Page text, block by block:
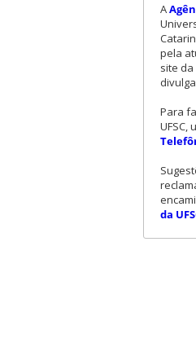
A
pela
site da
Para
UFSC,
da